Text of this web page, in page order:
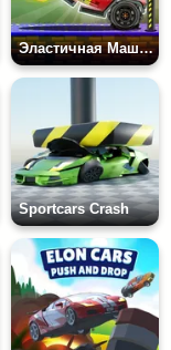
Эластичная Машина 2
Sportcars Crash